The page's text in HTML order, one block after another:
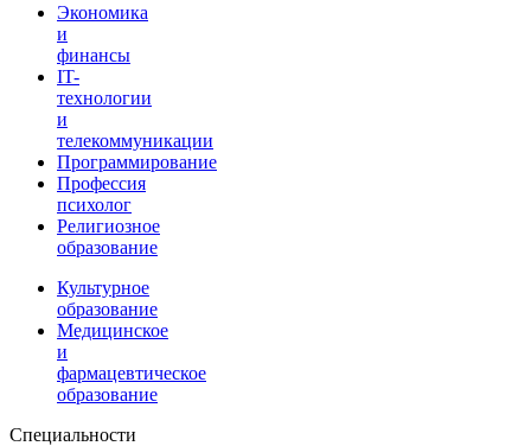
Экономика
и
финансы
IT-
технологии
и
телекоммуникации
Программирование
Профессия
психолог
Религиозное
образование
Культурное
образование
Медицинское
и
фармацевтическое
образование
Специальности